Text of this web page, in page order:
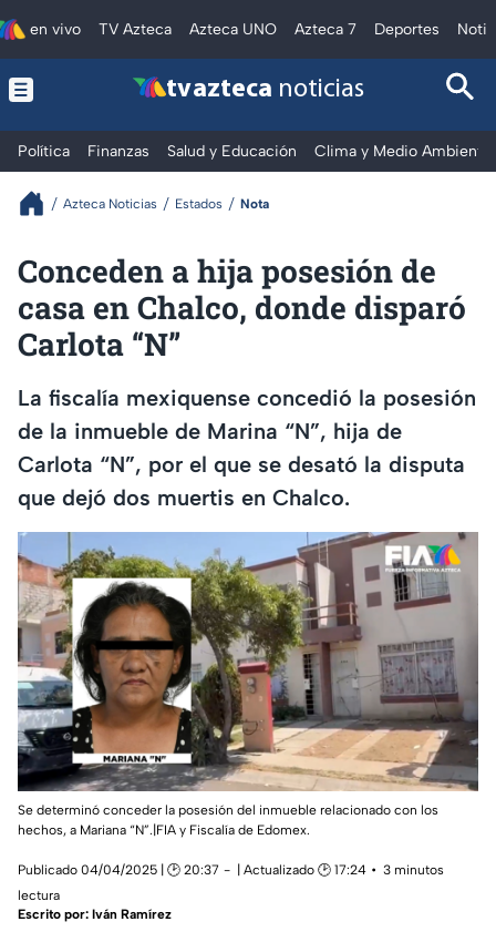
en vivo TV Azteca Azteca UNO Azteca 7 Deportes
tv azteca noticias
Política Finanzas Salud y Educación Clima y Medio Ambiente
Azteca Noticias Estados Nota
Conceden a hija posesión de
casa en Chalco, donde disparó
Carlota “N”
La fiscalía mexiquense concedió la posesión
de la inmueble de Marina “N”, hija de
Carlota “N”, por el que se desató la disputa
que dejó dos muertis en Chalco.
Se determinó conceder la posesión del inmueble relacionado con los
hechos, a Mariana “N”.|FIA y Fiscalía de Edomex.
Publicado 04/04/2025 | 🕑 20:37 | Actualizado 🕑 17:24
3 minutos
lectura
Escrito por: Iván Ramírez